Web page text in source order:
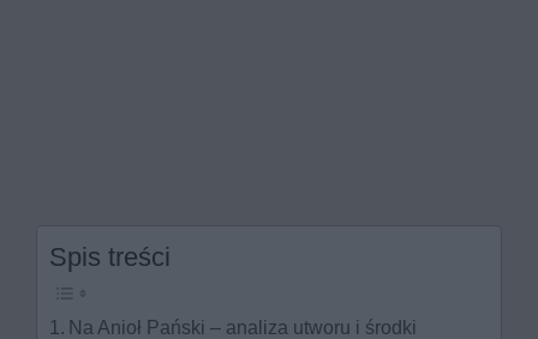
Spis treści
Na Anioł Pański – analiza utworu i środki